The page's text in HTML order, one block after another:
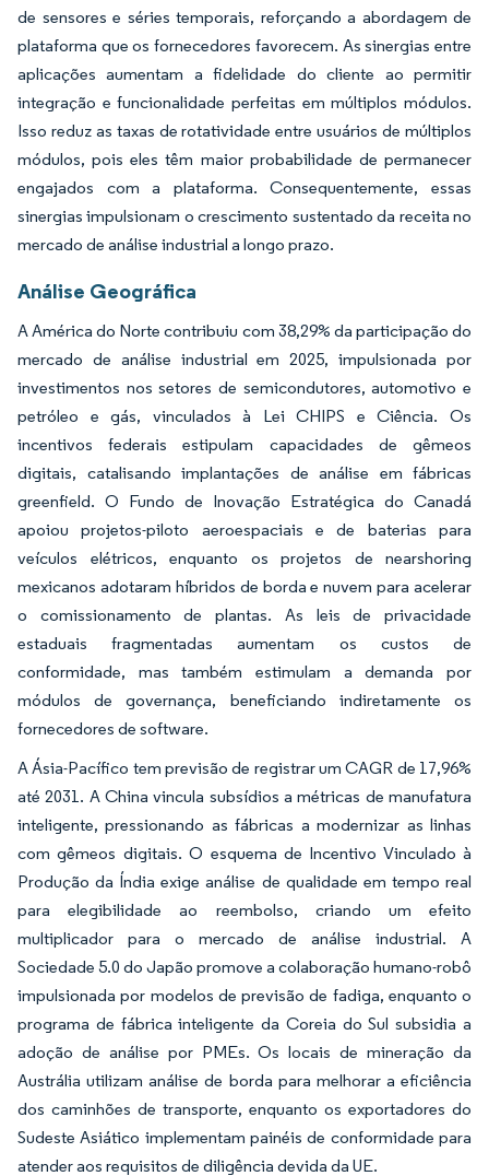
de sensores e séries temporais, reforçando a abordagem de
plataforma que os fornecedores favorecem. As sinergias entre
aplicações aumentam a fidelidade do cliente ao permitir
integração e funcionalidade perfeitas em múltiplos módulos.
Isso reduz as taxas de rotatividade entre usuários de múltiplos
módulos, pois eles têm maior probabilidade de permanecer
engajados com a plataforma. Consequentemente, essas
sinergias impulsionam o crescimento sustentado da receita no
mercado de análise industrial a longo prazo.
Análise Geográfica
A América do Norte contribuiu com 38,29% da participação do
mercado de análise industrial em 2025, impulsionada por
investimentos nos setores de semicondutores, automotivo e
petróleo e gás, vinculados à Lei CHIPS e Ciência. Os
incentivos federais estipulam capacidades de gêmeos
digitais, catalisando implantações de análise em fábricas
greenfield. O Fundo de Inovação Estratégica do Canadá
apoiou projetos-piloto aeroespaciais e de baterias para
veículos elétricos, enquanto os projetos de nearshoring
mexicanos adotaram híbridos de borda e nuvem para acelerar
o comissionamento de plantas. As leis de privacidade
estaduais fragmentadas aumentam os custos de
conformidade, mas também estimulam a demanda por
módulos de governança, beneficiando indiretamente os
fornecedores de software.
A Ásia-Pacífico tem previsão de registrar um CAGR de 17,96%
até 2031. A China vincula subsídios a métricas de manufatura
inteligente, pressionando as fábricas a modernizar as linhas
com gêmeos digitais. O esquema de Incentivo Vinculado à
Produção da Índia exige análise de qualidade em tempo real
para elegibilidade ao reembolso, criando um efeito
multiplicador para o mercado de análise industrial. A
Sociedade 5.0 do Japão promove a colaboração humano-robô
impulsionada por modelos de previsão de fadiga, enquanto o
programa de fábrica inteligente da Coreia do Sul subsidia a
adoção de análise por PMEs. Os locais de mineração da
Austrália utilizam análise de borda para melhorar a eficiência
dos caminhões de transporte, enquanto os exportadores do
Sudeste Asiático implementam painéis de conformidade para
atender aos requisitos de diligência devida da UE.